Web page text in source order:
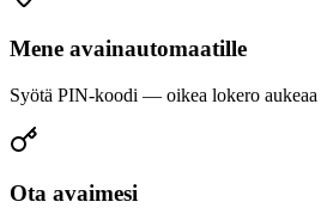
Mene avainautomaatille
Syötä PIN-koodi — oikea lokero aukeaa
Ota avaimesi